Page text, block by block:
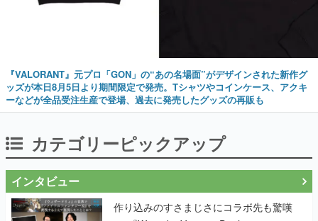
『VALORANT』元プロ「GON」の“あの名場面”がデザインされた新作グ
ッズが本日8月5日より期間限定で発売。Tシャツやコインケース、アクキ
ーなどが全品受注生産で登場、過去に発売したグッズの再販も
カテゴリーピックアップ
インタビュー
作り込みのすさまじさにコラボ先も驚嘆